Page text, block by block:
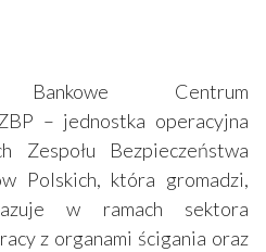
Centrum
– jednostka operacyjna
Zespołu Bezpieczeństwa
Polskich, która gromadzi,
w ramach sektora
z organami ścigania oraz